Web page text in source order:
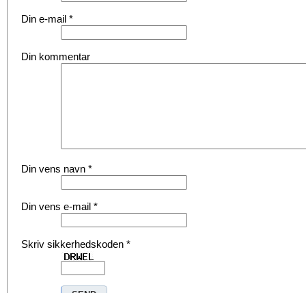
Din e-mail *
Din kommentar
Din vens navn *
Din vens e-mail *
Skriv sikkerhedskoden *